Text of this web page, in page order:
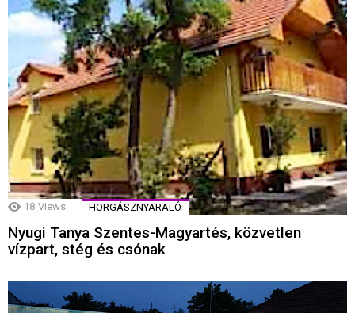
18 Views HORGÁSZNYARALÓ
Nyugi Tanya Szentes-Magyartés, közvetlen
vízpart, stég és csónak